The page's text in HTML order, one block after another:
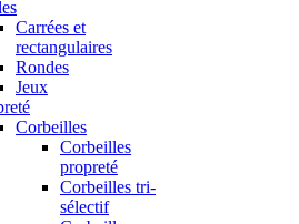
Carrées et
rectangulaires
Rondes
Jeux
Corbeilles
Corbeilles
propreté
Corbeilles tri-
sélectif